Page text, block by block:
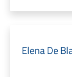
Elena De